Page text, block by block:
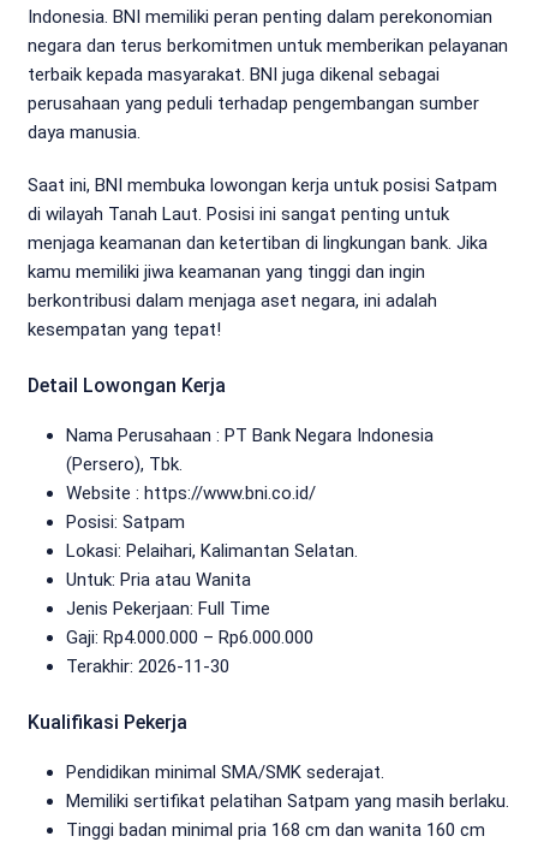
Indonesia. BNI memiliki peran penting dalam perekonomian
negara dan terus berkomitmen untuk memberikan pelayanan
terbaik kepada masyarakat. BNI juga dikenal sebagai
perusahaan yang peduli terhadap pengembangan sumber
daya manusia.
Saat ini, BNI membuka lowongan kerja untuk posisi Satpam
di wilayah Tanah Laut. Posisi ini sangat penting untuk
menjaga keamanan dan ketertiban di lingkungan bank. Jika
kamu memiliki jiwa keamanan yang tinggi dan ingin
berkontribusi dalam menjaga aset negara, ini adalah
kesempatan yang tepat!
Detail Lowongan Kerja
Nama Perusahaan : PT Bank Negara Indonesia
(Persero), Tbk.
Website : https://www.bni.co.id/
Posisi: Satpam
Lokasi: Pelaihari, Kalimantan Selatan.
Untuk: Pria atau Wanita
Jenis Pekerjaan: Full Time
Gaji: Rp4.000.000 – Rp6.000.000
Terakhir: 2026-11-30
Kualifikasi Pekerja
Pendidikan minimal SMA/SMK sederajat.
Memiliki sertifikat pelatihan Satpam yang masih berlaku.
Tinggi badan minimal pria 168 cm dan wanita 160 cm